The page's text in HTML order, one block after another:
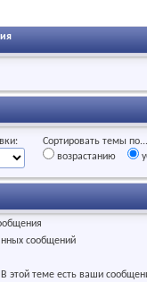
Сортировать темы по...
возрастанию
сообщений
В этой теме есть ваши